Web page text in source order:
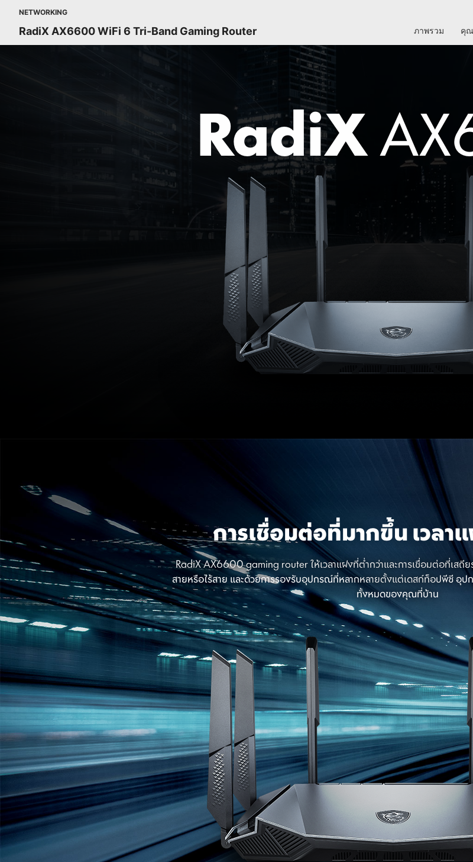
NETWORKING
RadiX AX6600 WiFi 6 Tri-Band Gaming Router ภาพรวม คุ
RadiX
การเชื่อมต่อที่มากขึ้น เวล
RadiX AX6600 gaming router ให้เวลาแฝงที่ต่ำกว่าและการเชื่อมต่อที่เส
สายหรือไร้สาย และด้วยการรองรับอุปกรณ์ที่หลากหลายตั้งแต่เดสก์ท็อปพีซี อุ
ทั้งหมดของคุณที่บ้าน